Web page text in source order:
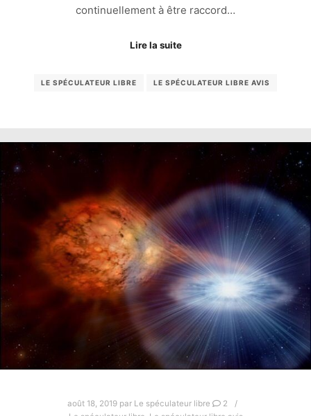
continuellement à être raccord…
Lire la suite
LE SPÉCULATEUR LIBRE LE SPÉCULATEUR LIBRE AVIS
août 18, 2019par Le spéculateur libre
2